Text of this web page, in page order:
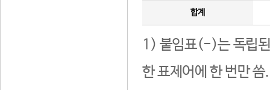
합계
1) 붙임표(-)는 독립된
한 표제어에 한 번만